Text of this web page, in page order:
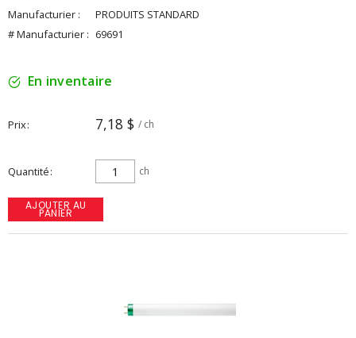
Manufacturier :
PRODUITS STANDARD
# Manufacturier : 69691
En inventaire
Prix 7,18 $ / ch
Quantité ch
AJOUTER AU
PANIER